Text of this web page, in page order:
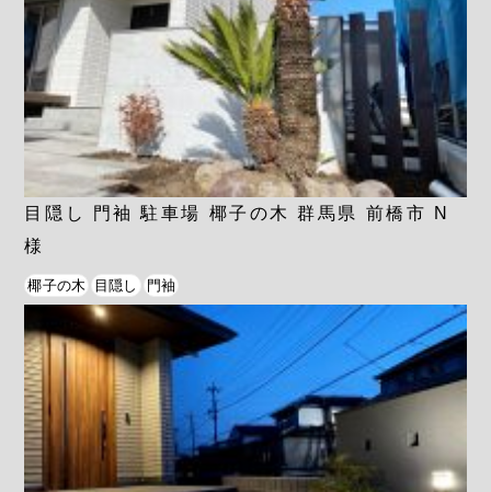
目隠し 門袖 駐車場 椰子の木 群馬県 前橋市 N
様
椰子の木 目隠し 門袖